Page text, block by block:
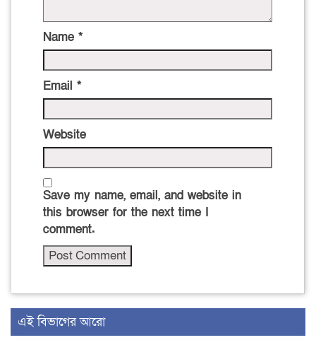
Name *
Email *
Website
Save my name, email, and website in
this browser for the next time I
comment.
এই বিভাগের আরো